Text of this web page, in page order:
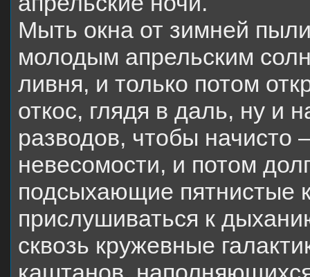
Мыть окна от зимней
молодым апрельским
ливня, и только потом
откос, глядя в даль, ну и
разводов, чтобы начисто
невесомости, и потом
подсыхающие пятнистые
прислушиваться к
сквозь кружевные